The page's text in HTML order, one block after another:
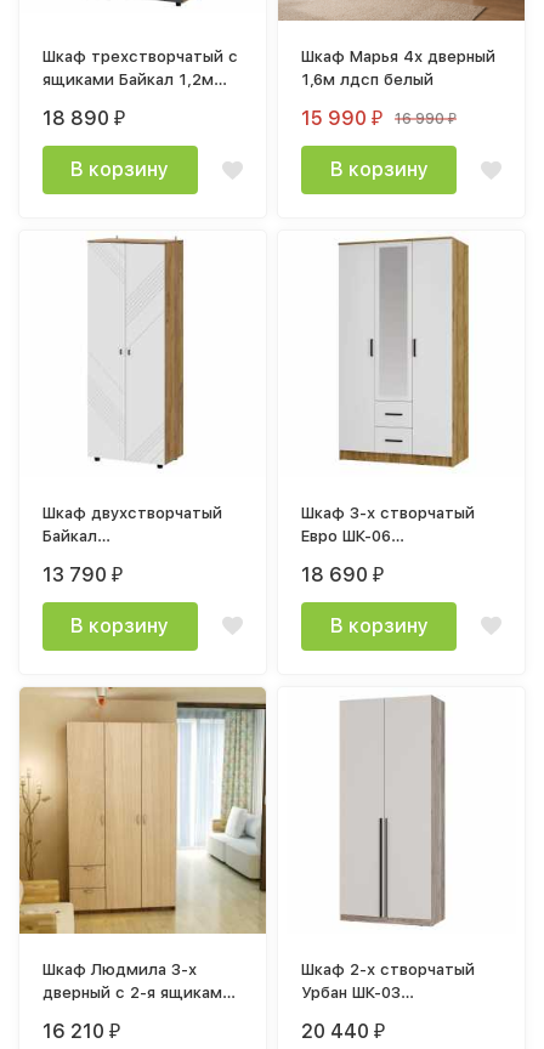
Шкаф трехстворчатый с
ящиками Байкал 1,2м
мдф Графит
18 890₽
В корзину
Шкаф Марья 4х дверный
1,6м лдсп белый
15 990₽ 16 990₽
В корзину
Шкаф двухстворчатый
Байкал
(SAFE) Дуб Золотой /
Белый матовый МР
13 790₽
В корзину
Шкаф 3-х створчатый
Евро ШК-06
крафт / белый
18 690₽
В корзину
Шкаф Людмила 3-х
дверный с 2-я ящиками
шимо светлый
16 210₽
Шкаф 2-х створчатый
Урбан ШК-03
смоки / кашемир
20 440₽